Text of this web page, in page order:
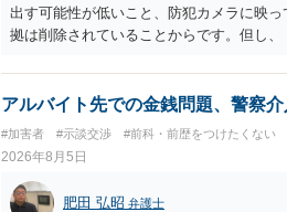
出す可能性が低いこと、防犯カメラに映
拠は削除されていることからです。但し
査段階では性的姿態等撮影罪の被疑事実
（最終的には不起訴ないし各都道府県の
アルバイト先での金銭問題、警察
#加害者 #示談交渉 #前科・前歴をつけたくない
2026年8月5日
肥田 弘昭 弁護士